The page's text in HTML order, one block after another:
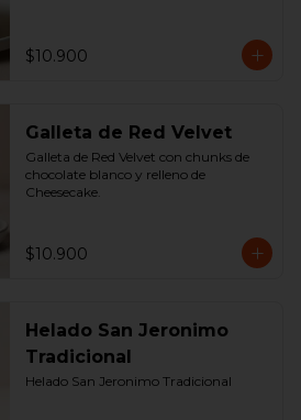
$10.900
Galleta de Red Velvet
Galleta de Red Velvet con chunks de
chocolate blanco y relleno de
Cheesecake.
$10.900
Helado San Jeronimo
Tradicional
Helado San Jeronimo Tradicional